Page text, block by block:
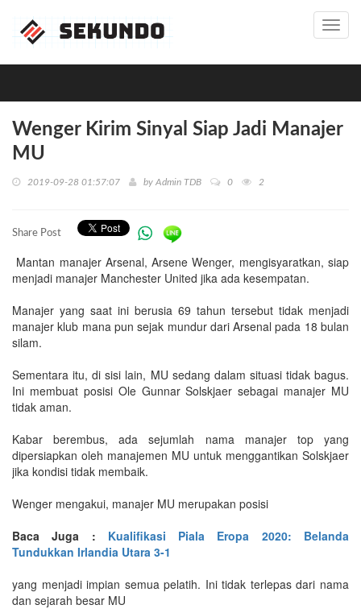
Wenger Kirim Sinyal Siap Jadi Manajer
MU
2019-09-28 01:57:07 by Admin TDB 0 2
Share Post
Mantan manajer Arsenal, Arsene Wenger, mengisyaratkan, siap
menjadi manajer Manchester United jika ada kesempatan.
Manajer yang saat ini berusia 69 tahun tersebut tidak menjadi
manajer klub mana pun sejak mundur dari Arsenal pada 18 bulan
silam.
Sementara itu, di sisi lain, MU sedang dalam situasi tidak bagus.
Ini membuat posisi Ole Gunnar Solskjaer sebagai manajer MU
tidak aman.
Kabar berembus, ada sejumlah nama manajer top yang
dipersiapkan oleh manajemen MU untuk menggantikan Solskjaer
jika kondisi tidak membaik.
Wenger mengakui, manajer MU merupakan posisi
Baca Juga : Kualifikasi Piala Eropa 2020: Belanda
Tundukkan Irlandia Utara 3-1
yang menjadi impian semua pelatih. Ini tidak terlepas dari nama
dan sejarah besar MU